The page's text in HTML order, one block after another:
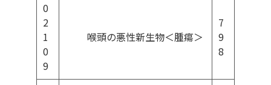
0
2
1
0
9
喉頭の悪性新生物＜腫瘍＞
7
9
8